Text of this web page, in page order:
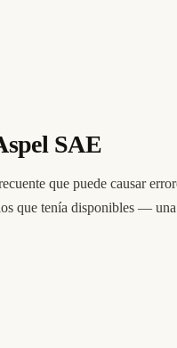
SAE
que puede causar
que tenía disponibles —